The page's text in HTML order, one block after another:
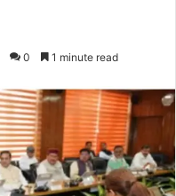
0 1 minute read